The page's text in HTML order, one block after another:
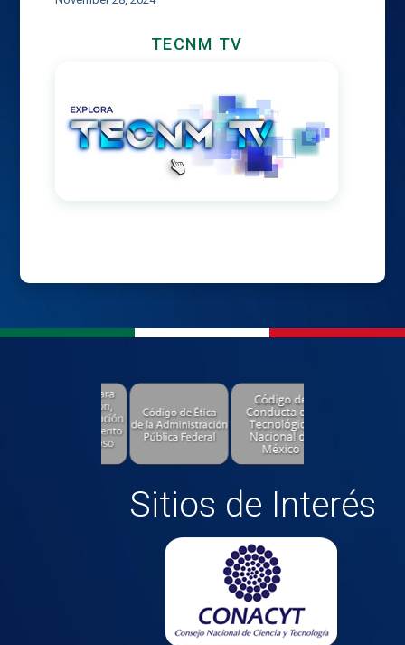
TECNM TV
Sitios de Interés